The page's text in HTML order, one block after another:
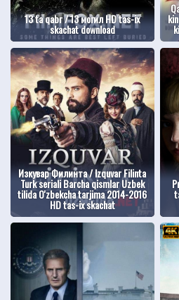
13 ta qabr / 13 могил HD tas-ix
skachat download
Изкувар Филинта / Izquvar Filinta
Turk seriali Barcha qismlar Uzbek
tilida O'zbekcha tarjima 2014-2016
HD tas-ix skachat